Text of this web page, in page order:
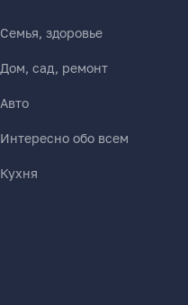
Семья, здоровье
Дом, сад, ремонт
Авто
Интересно обо всем
Кухня